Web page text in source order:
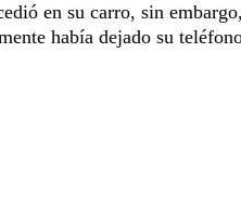
en su carro, sin embargo,
había dejado su